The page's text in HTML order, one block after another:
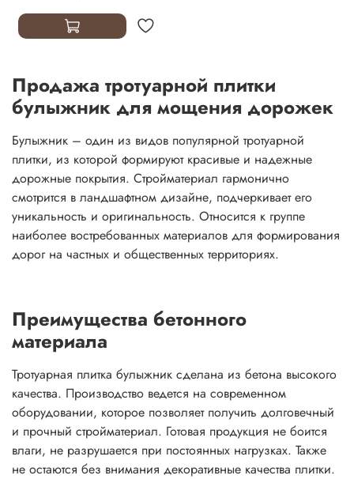
Продажа тротуарной плитки
булыжник для мощения дорожек
Булыжник – один из видов популярной тротуарной
плитки, из которой формируют красивые и надежные
дорожные покрытия. Стройматериал гармонично
смотрится в ландшафтном дизайне, подчеркивает его
уникальность и оригинальность. Относится к группе
наиболее востребованных материалов для формирования
дорог на частных и общественных территориях.
Преимущества бетонного
материала
Тротуарная плитка булыжник сделана из бетона высокого
качества. Производство ведется на современном
оборудовании, которое позволяет получить долговечный
и прочный стройматериал. Готовая продукция не боится
влаги, не разрушается при постоянных нагрузках. Также
не остаются без внимания декоративные качества плитки.